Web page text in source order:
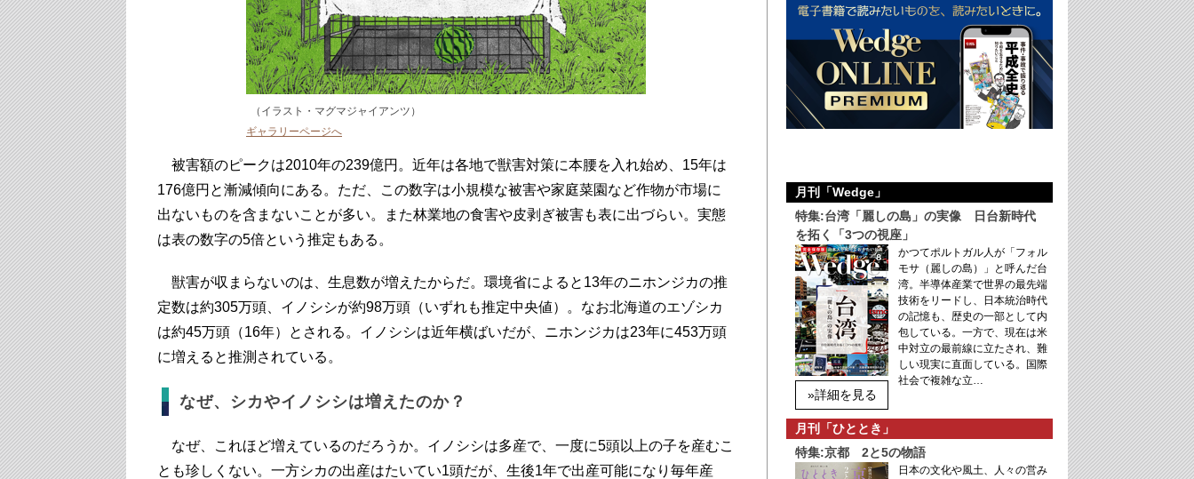
（イラスト・マグマジャイアンツ）
ギャラリーページへ
被害額のピークは2010年の239億円。近年は各地で獣害対策に本腰を入れ始め、15年は
176億円と漸減傾向にある。ただ、この数字は小規模な被害や家庭菜園など作物が市場に
出ないものを含まないことが多い。また林業地の食害や皮剥ぎ被害も表に出づらい。実態
は表の数字の5倍という推定もある。
獣害が収まらないのは、生息数が増えたからだ。環境省によると13年のニホンジカの推
定数は約305万頭、イノシシが約98万頭（いずれも推定中央値）。なお北海道のエゾシカ
は約45万頭（16年）とされる。イノシシは近年横ばいだが、ニホンジカは23年に453万頭
に増えると推測されている。
なぜ、シカやイノシシは増えたのか？
なぜ、これほど増えているのだろうか。イノシシは多産で、一度に5頭以上の子を産むこ
とも珍しくない。一方シカの出産はたいてい1頭だが、生後1年で出産可能になり毎年産
月刊「Wedge」
特集:台湾「麗しの島」の実像 日台新時代
を拓く「3つの視座」
»詳細を見る
かつてポルトガル人が「フォル
モサ（麗しの島）」と呼んだ台
湾。半導体産業で世界の最先端
技術をリードし、日本統治時代
の記憶も、歴史の一部として内
包している。一方で、現在は米
中対立の最前線に立たされ、難
しい現実に直面している。国際
社会で複雑な立…
月刊「ひととき」
特集:京都 2と5の物語
日本の文化や風土、人々の営み